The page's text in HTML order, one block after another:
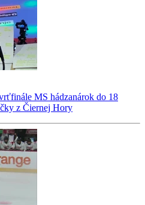
MS hádzanárok do 18
z Čiernej Hory